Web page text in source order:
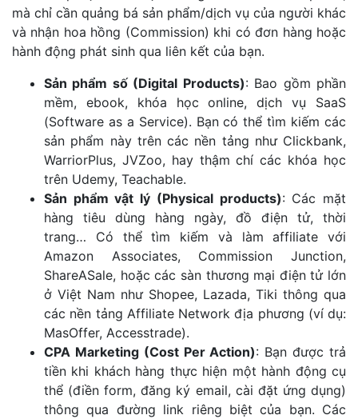
mà chỉ cần quảng bá sản phẩm/dịch vụ của người khác
và nhận hoa hồng (Commission) khi có đơn hàng hoặc
hành động phát sinh qua liên kết của bạn.
Sản phẩm số (Digital Products): Bao gồm phần
mềm, ebook, khóa học online, dịch vụ SaaS
(Software as a Service). Bạn có thể tìm kiếm các
sản phẩm này trên các nền tảng như Clickbank,
WarriorPlus, JVZoo, hay thậm chí các khóa học
trên Udemy, Teachable.
Sản phẩm vật lý (Physical products): Các mặt
hàng tiêu dùng hàng ngày, đồ điện tử, thời
trang… Có thể tìm kiếm và làm affiliate với
Amazon Associates, Commission Junction,
ShareASale, hoặc các sàn thương mại điện tử lớn
ở Việt Nam như Shopee, Lazada, Tiki thông qua
các nền tảng Affiliate Network địa phương (ví dụ:
MasOffer, Accesstrade).
CPA Marketing (Cost Per Action): Bạn được trả
tiền khi khách hàng thực hiện một hành động cụ
thể (điền form, đăng ký email, cài đặt ứng dụng)
thông qua đường link riêng biệt của bạn. Các